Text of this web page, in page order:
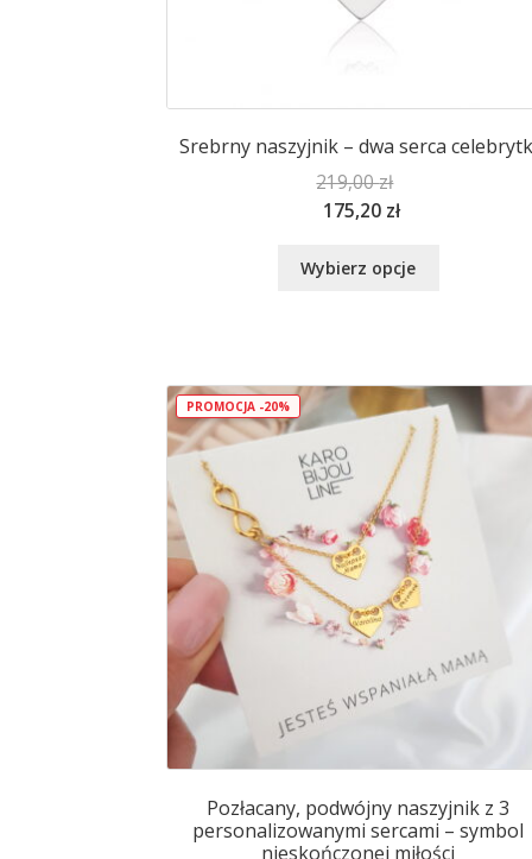
Srebrny naszyjnik – dwa serca
219,00zł
175,20 zł
Wybierz opcje
Opcje
można
wybrać
PROMOCJA -20%
Pozłacany, podwójny naszyjnik z 3
personalizowanymi sercami – symbol
nieskończonej miłości